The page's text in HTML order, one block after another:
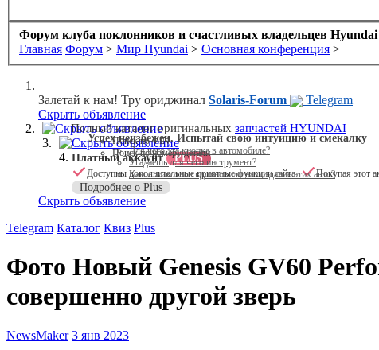
Форум клуба поклонников и счастливых владельцев
Главная Форум > Мир Hyundai > Основная конференция >
Залетай к нам! Тру ориджинал Solaris-Forum
Telegram
Скрыть объявление
Полный каталог оригинальных запчастей HYUNDAI
Поиск по VIN
Поиск по номеру детали
Скрыть объявление
Успех неизбежен. Испытай свою интуицию и смекалку
Для чего эта кнопка в автомобиле?
Угадаешь для чего инструмент?
Какое животное вдохновило на создание этих авто?
Скрыть объявление
Платный аккаунт PLUS
Доступны дополнительные приятные функции сайта Покупая этот
Подробнее о Plus
Скрыть объявление
Telegram Каталог Квиз Plus
Фото Новый Genesis GV60
совершенно другой зверь
NewsMaker 3 янв 2023